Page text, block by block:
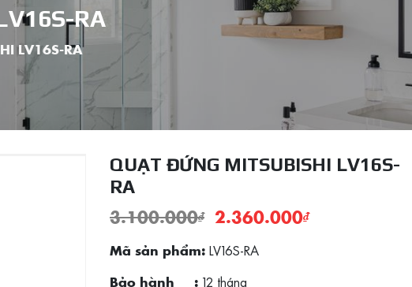
RA
LV16S-RA
QUẠT ĐỨNG MITSUBISHI LV16S-
RA
3.100.000₫ 2.360.000₫
Mã sản phẩm: LV16S-RA
Bảo hành : 12 tháng